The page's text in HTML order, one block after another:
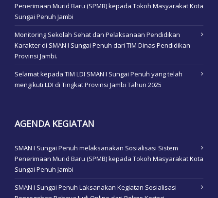
Penerimaan Murid Baru (SPMB) kepada Tokoh Masyarakat Kota
Sungai Penuh Jambi
Monitoring Sekolah Sehat dan Pelaksanaan Pendidikan
Karakter di SMAN I Sungai Penuh dari TIM Dinas Pendidikan
Provinsi Jambi.
Selamat kepada TIM LDI SMAN I Sungai Penuh yang telah
mengikuti LDI di Tingkat Provinsi Jambi Tahun 2025
AGENDA KEGIATAN
SMAN I Sungai Penuh melaksanakan Sosialisasi Sistem
Penerimaan Murid Baru (SPMB) kepada Tokoh Masyarakat Kota
Sungai Penuh Jambi
SMAN I Sungai Penuh Laksanakan Kegiatan Sosialisasi